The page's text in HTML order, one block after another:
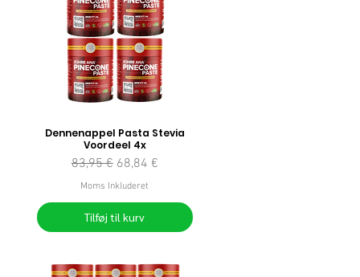
Dennenappel Pasta Stevia
Voordeel 4x
Regulær pris
83,95 € Salgspris
68,84 €
Moms Inkluderet
Tilføj til kurv